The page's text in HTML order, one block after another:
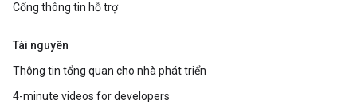
Cổng thông tin hỗ trợ
Tài nguyên
Thông tin tổng quan cho nhà phát triển
4-minute videos for developers